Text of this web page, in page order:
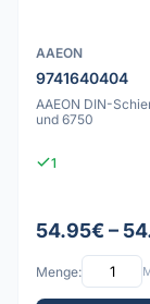
AAEON
9741640404
AAEON DIN-
und 6750
1
54.95€ –
Menge: